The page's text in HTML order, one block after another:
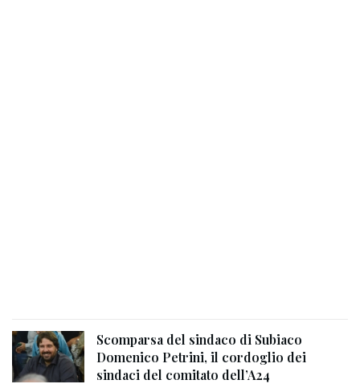
Scomparsa del sindaco di Subiaco
Domenico Petrini, il cordoglio dei
sindaci del comitato dell’A24